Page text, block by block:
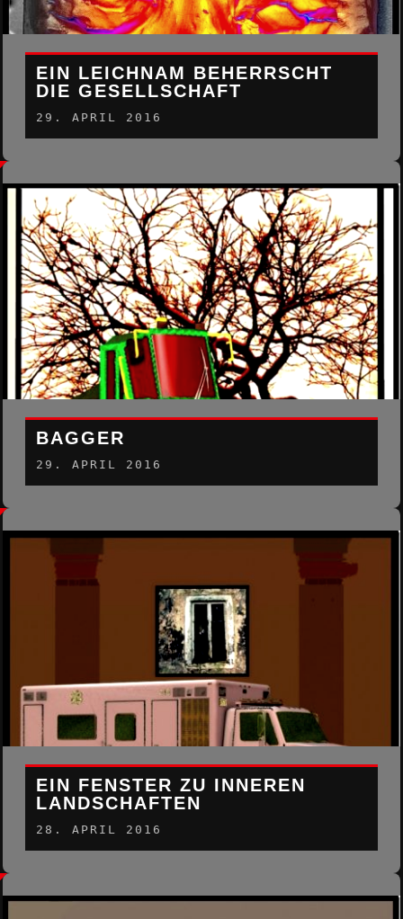
EIN LEICHNAM BEHERRSCHT
DIE GESELLSCHAFT
29. APRIL 2016
BAGGER
29. APRIL 2016
EIN FENSTER ZU INNEREN
LANDSCHAFTEN
28. APRIL 2016